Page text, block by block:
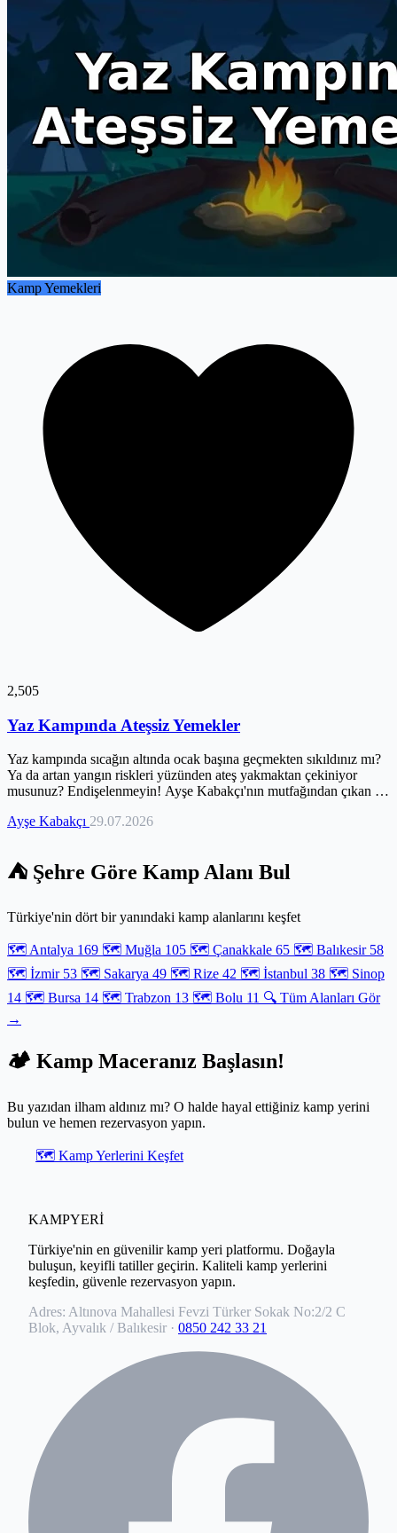
garantisi olacak. Gıda güvenliğini bir sanata dönüştüren bu
rehberde, mutfağımızı sırtımıza alıp özgürlüğün tadını çıkarıyoruz.
Kamp Yemekleri
2,505
Yaz Kampında Ateşsiz Yemekler
Yaz kampında sıcağın altında ocak başına geçmekten sıkıldınız mı?
Ya da artan yangın riskleri yüzünden ateş yakmaktan çekiniyor
musunuz? Endişelenmeyin! Ayşe Kabakçı'nın mutfağından çıkan bu
karnınızı şenlendireceksiniz. Ateşsiz veya minimum ısı gerektiren
bulacaksınız. Doğru ekipmanlardan yiyecek saklama hilelerine,
anneannenizden kalma püf noktalarına kadar her detayı keşfederken,
günlerinde enerjinizi taze tutacak lezzetler için doğru yerdesiniz.
Ayşe Kabakçı 29.07.2026
⛺ Şehre Göre Kamp Alanı Bul
Türkiye'nin dört bir yanındaki kamp alanlarını keşfet
🗺️ Antalya 169 🗺️ Muğla 105 🗺️ Çanakkale 65 🗺️ Balıkesir 58
🗺️ İzmir 53 🗺️ Sakarya 49 🗺️ Rize 42 🗺️ İstanbul 38 🗺️ Sinop
14 🗺️ Bursa 14 🗺️ Trabzon 13 🗺️ Bolu 11 🔍 Tüm Alanları Gör
→
🏕️ Kamp Maceranız Başlasın!
Bu yazıdan ilham aldınız mı? O halde hayal ettiğiniz kamp yerini
bulun ve hemen rezervasyon yapın.
🗺️ Kamp Yerlerini Keşfet
KAMPYERİ
Türkiye'nin en güvenilir kamp yeri platformu. Doğayla
buluşun, keyifli tatiller geçirin. Kaliteli kamp yerlerini
keşfedin, güvenle rezervasyon yapın.
Adres: Altınova Mahallesi Fevzi Türker Sokak No:2/2 C
Blok, Ayvalık / Balıkesir · 0850 242 33 21